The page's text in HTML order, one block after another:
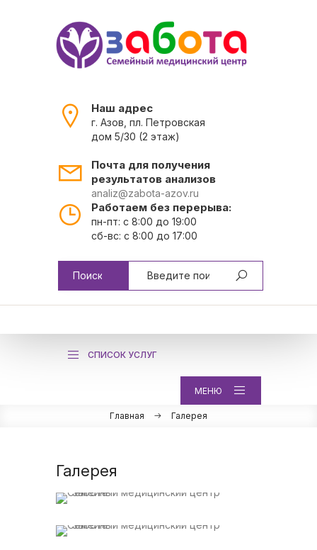
Наш адрес
г. Азов, пл. Петровская
дом 5/30 (2 этаж)
Почта для получения
результатов анализов
analiz@zabota-azov.ru
Работаем без перерыва:
пн-пт: с 8:00 до 19:00
сб-вс: с 8:00 до 17:00
СПИСОК УСЛУГ
МЕНЮ
Главная Галерея
Галерея